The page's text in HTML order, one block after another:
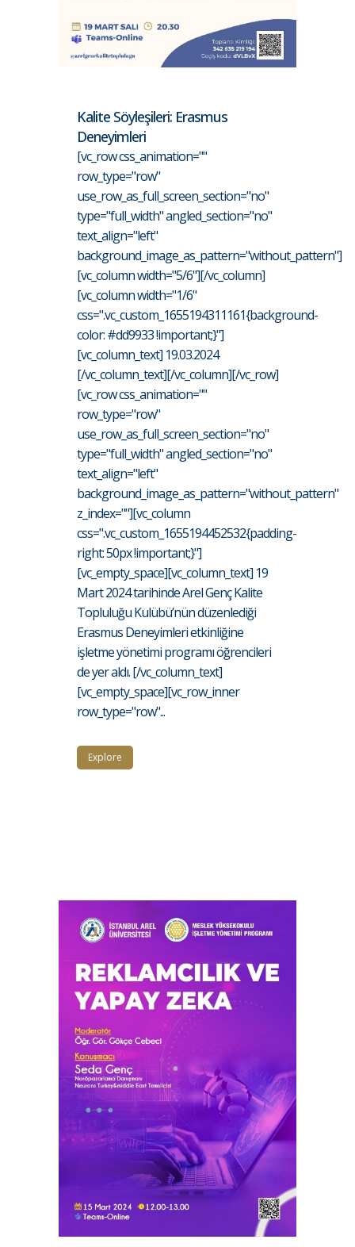
Kalite Söyleşileri: Erasmus
Deneyimleri
[vc_row css_animation=""
row_type="row"
use_row_as_full_screen_section="no"
type="full_width" angled_section="no"
text_align="left"
background_image_as_pattern="without_pattern"]
[vc_column width="5/6"][/vc_column]
[vc_column width="1/6"
css=".vc_custom_1655194311161{background-
color: #dd9933 !important;}"]
[vc_column_text] 19.03.2024
[/vc_column_text][/vc_column][/vc_row]
[vc_row css_animation=""
row_type="row"
use_row_as_full_screen_section="no"
type="full_width" angled_section="no"
text_align="left"
background_image_as_pattern="without_pattern"
z_index=""][vc_column
css=".vc_custom_1655194452532{padding-
right: 50px !important;}"]
[vc_empty_space][vc_column_text] 19
Mart 2024 tarihinde Arel Genç Kalite
Topluluğu Kulübü’nün düzenlediği
Erasmus Deneyimleri etkinliğine
işletme yönetimi programı öğrencileri
de yer aldı. [/vc_column_text]
[vc_empty_space][vc_row_inner
row_type="row"...
Explore